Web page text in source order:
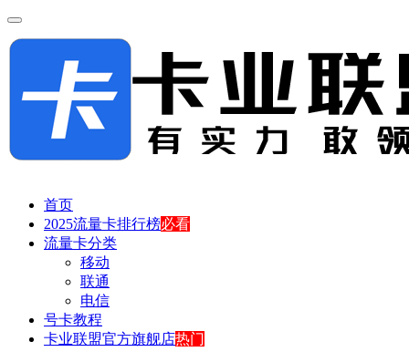
首页
2025流量卡排行榜必看
流量卡分类
移动
联通
电信
号卡教程
卡业联盟官方旗舰店热门